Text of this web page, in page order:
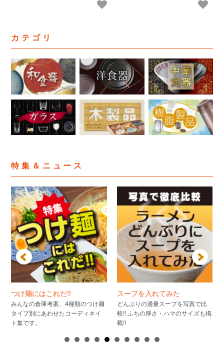
カテゴリ
特集＆ニュース
つけ麺にはこれだ!!
みんなの倉庫考案、4種類のつけ麺
タイプ別にあわせたコーディネイ
ト集です。
スープを入れてみた
どんぶりの適量スープを写真で比
較!! ふちの厚さ・ハマのサイズも掲
載!!